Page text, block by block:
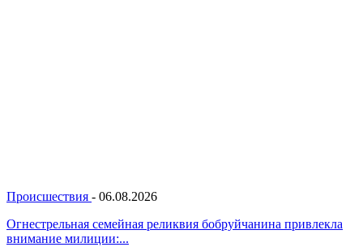
Происшествия - 06.08.2026
Огнестрельная семейная реликвия бобруйчанина привлекла
внимание милиции:...